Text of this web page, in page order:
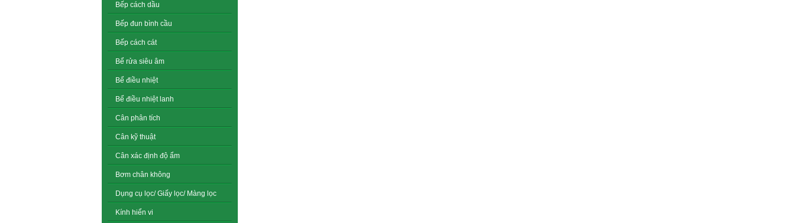
Bếp cách dầu
Bếp đun bình cầu
Bếp cách cát
Bể rửa siêu âm
Bể điều nhiệt
Bể điều nhiệt lanh
Cân phân tích
Cân kỹ thuật
Cân xác định độ ẩm
Bơm chân không
Dụng cụ lọc/ Giấy lọc/ Màng lọc
Kính hiển vi